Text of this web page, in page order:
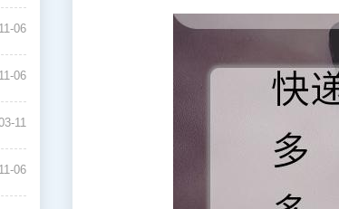
06
06
11
06